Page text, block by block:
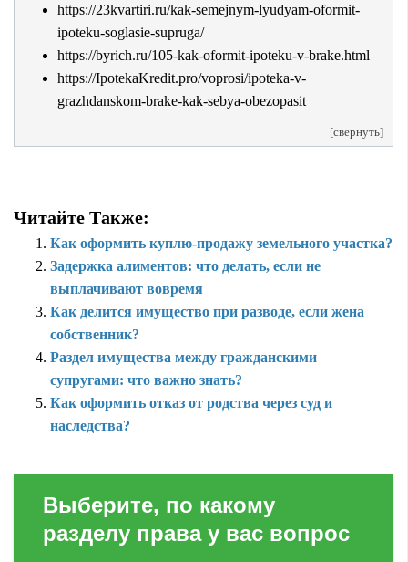
https://23kvartiri.ru/kak-semejnym-lyudyam-oformit-
ipoteku-soglasie-supruga/
https://byrich.ru/105-kak-oformit-ipoteku-v-brake.html
https://IpotekaKredit.pro/voprosi/ipoteka-v-
grazhdanskom-brake-kak-sebya-obezopasit
[свернуть]
Читайте Также:
Как оформить куплю-продажу земельного участка?
Задержка алиментов: что делать, если не
выплачивают вовремя
Как делится имущество при разводе, если жена
собственник?
Раздел имущества между гражданскими
супругами: что важно знать?
Как оформить отказ от родства через суд и
наследства?